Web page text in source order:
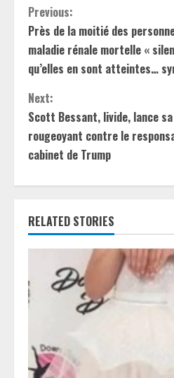
C
o
n
t
i
n
u
e
R
e
a
d
i
Previous:
Près de la moitié des
maladie rénale mortelle «
qu’elles en sont atteintes…
Next:
Scott Bessant, livide, lance
rougeoyant contre le
cabinet de Trump
RELATED STORIES